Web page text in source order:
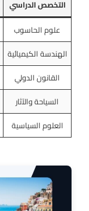
التخصص الدراسي
علوم الحاسوب
الهندسة الكيميائية
القانون الدولي
السياحة والآثار
العلوم السياسية